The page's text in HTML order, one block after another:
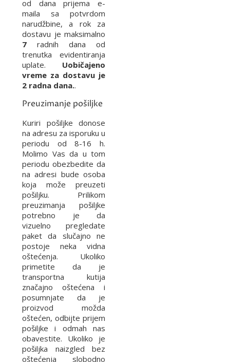
od dana prijema e-
maila sa potvrdom
narudžbine, a rok za
dostavu je maksimalno
7 radnih dana od
trenutka evidentiranja
uplate. Uobičajeno
vreme za dostavu je
2 radna dana..
Preuzimanje pošiljke
Kuriri pošiljke donose
na adresu za isporuku u
periodu od 8-16 h.
Molimo Vas da u tom
periodu obezbedite da
na adresi bude osoba
koja može preuzeti
pošiljku. Prilikom
preuzimanja pošiljke
potrebno je da
vizuelno pregledate
paket da slučajno ne
postoje neka vidna
oštećenja. Ukoliko
primetite da je
transportna kutija
značajno oštećena i
posumnjate da je
proizvod možda
oštećen, odbijte prijem
pošiljke i odmah nas
obavestite. Ukoliko je
pošiljka naizgled bez
oštećenja slobodno